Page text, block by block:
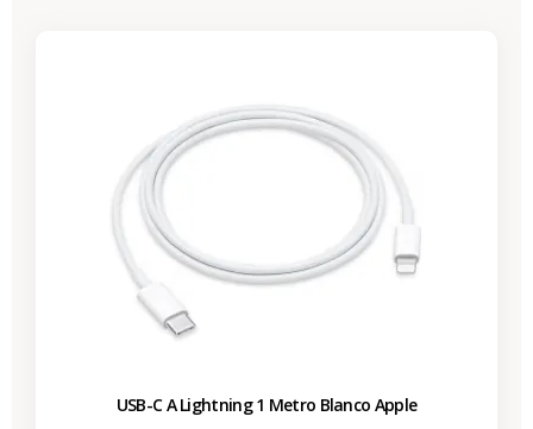
USB-C A Lightning 1 Metro Blanco Apple